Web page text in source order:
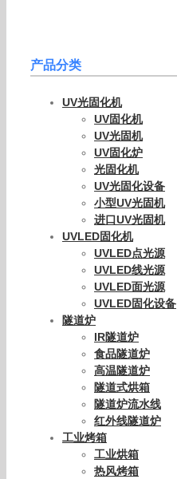
产品分类
UV光固化机
UV固化机
UV光固机
UV固化炉
光固化机
UV光固化设备
小型UV光固机
进口UV光固机
UVLED固化机
UVLED点光源
UVLED线光源
UVLED面光源
UVLED固化设备
隧道炉
IR隧道炉
食品隧道炉
高温隧道炉
隧道式烘箱
隧道炉流水线
红外线隧道炉
工业烤箱
工业烘箱
热风烤箱